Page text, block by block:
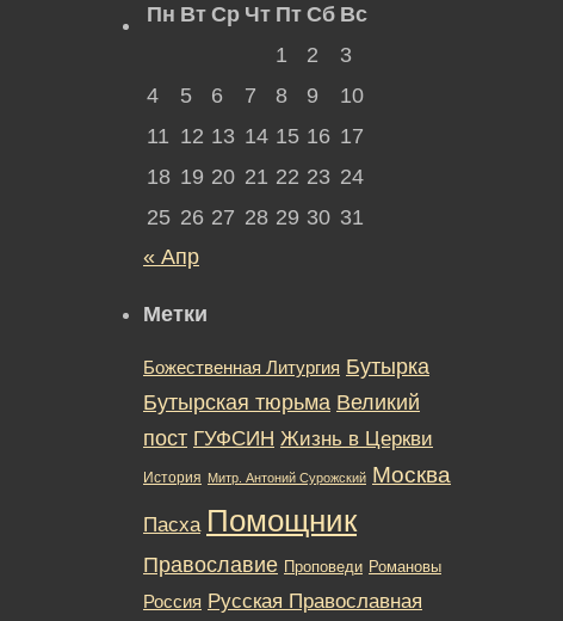
Пн Вт Ср Чт Пт Сб Вс
1
2
3
4
5 6 7 8 9
10
11 12 13 14 15 16 17
18 19 20 21 22 23 24
25 26 27 28 29 30 31
« Апр
Метки
Божественная Литургия Бутырка
Бутырская тюрьма Великий
пост ГУФСИН Жизнь в Церкви
История Митр. Антоний Сурожский Москва
Пасха Помощник
Православие Проповеди Романовы
Россия Русская Православная